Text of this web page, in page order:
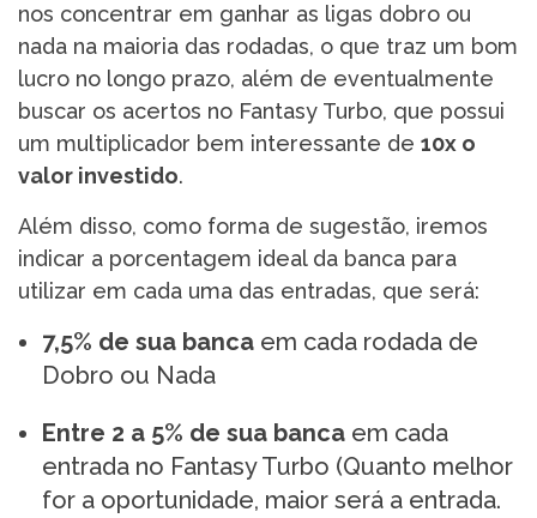
nos concentrar em ganhar as ligas dobro ou
nada na maioria das rodadas, o que traz um bom
lucro no longo prazo, além de eventualmente
buscar os acertos no Fantasy Turbo, que possui
um multiplicador bem interessante de 10x o
valor investido.
Além disso, como forma de sugestão, iremos
indicar a porcentagem ideal da banca para
utilizar em cada uma das entradas, que será:
7,5% de sua banca em cada rodada de
Dobro ou Nada
Entre 2 a 5% de sua banca em cada
entrada no Fantasy Turbo (Quanto melhor
for a oportunidade, maior será a entrada.